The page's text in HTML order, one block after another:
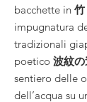
bacchette in 竹
impugnatura
tradizionali
poetico 波紋
sentiero delle
dell’acqua su